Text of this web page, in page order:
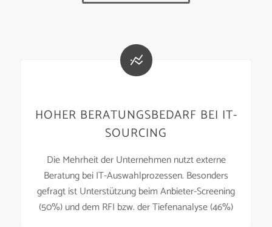
HOHER BERATUNGSBEDARF BEI IT-
SOURCING
Die Mehrheit der Unternehmen nutzt externe
Beratung bei IT-Auswahlprozessen. Besonders
gefragt ist Unterstützung beim Anbieter-Screening
(50%) und dem RFI bzw. der Tiefenanalyse (46%)